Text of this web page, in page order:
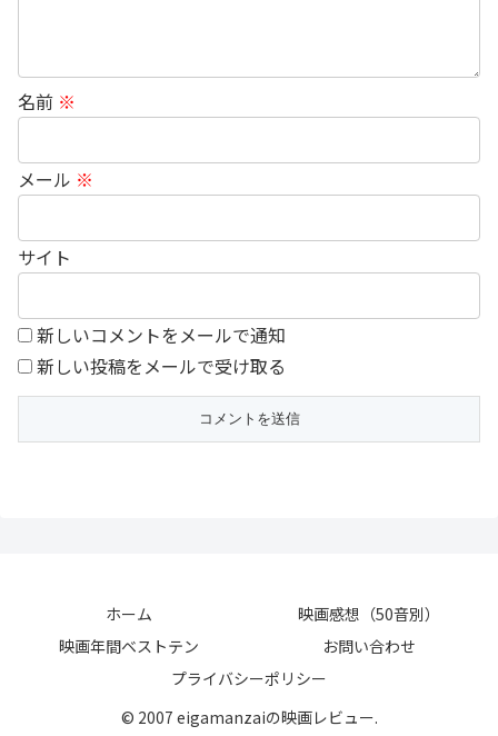
名前 ※
メール ※
サイト
新しいコメントをメールで通知
新しい投稿をメールで受け取る
ホーム
映画感想（50音別）
映画年間ベストテン
お問い合わせ
プライバシーポリシー
© 2007 eigamanzaiの映画レビュー.